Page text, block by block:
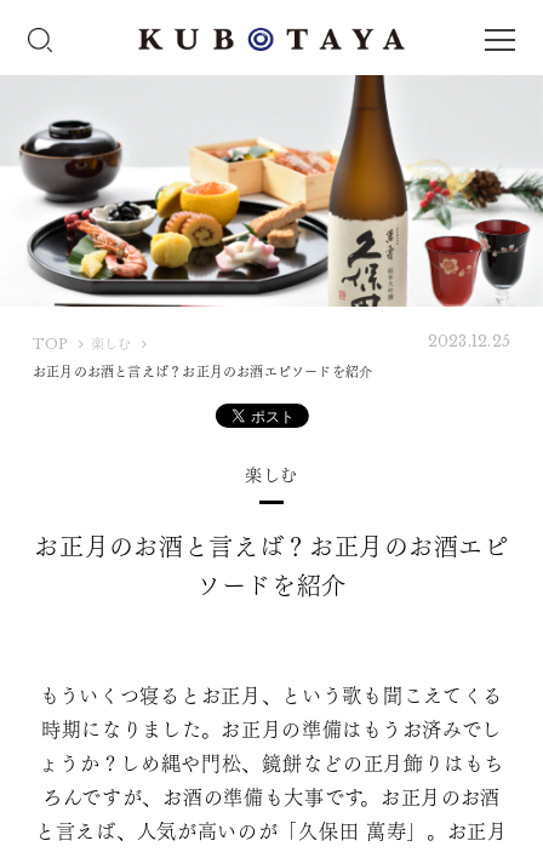
TOP
U
楽しむ
お正月のお酒と言えば？お正月のお酒エピソードを紹介
2023.12.25
楽しむ
お正月のお酒と言えば？お正月のお酒エピ
ソードを紹介
もういくつ寝るとお正月、という歌も聞こえてくる
時期になりました。お正月の準備はもうお済みでし
ょうか？しめ縄や門松、鏡餅などの正月飾りはもち
ろんですが、お酒の準備も大事です。お正月のお酒
と言えば、人気が高いのが「久保田 萬寿」。お正月